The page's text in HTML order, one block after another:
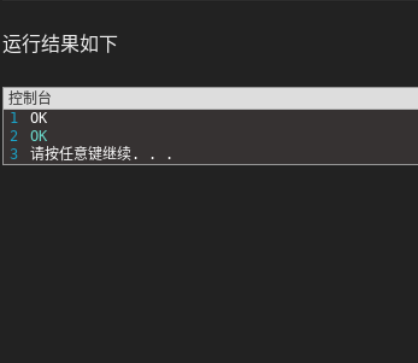
运行结果如下
控制台
1
2
3
OK
OK
请按任意键继续. . .